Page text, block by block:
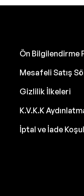
Ön Bilgilendirme
Mesafeli Satış
Gizlilik İlkeleri
K.V.K.K
İptal ve İade